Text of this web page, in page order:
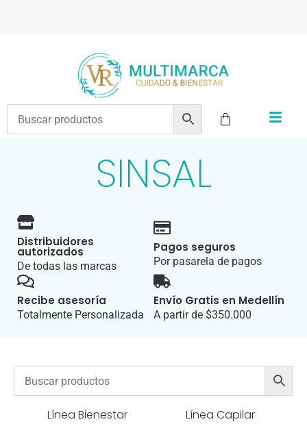
ENVÍOS A TODO EL PAÍS | RECIBIMOS TODOS LOS MEDIOS DE PAGO
SINSAL
Distribuidores
autorizados
De todas las marcas
Pagos seguros
Por pasarela de pagos
Recibe asesoría
Totalmente Personalizada
Envío Gratis en Medellín
A partir de $350.000
Línea Bienestar
Línea Capilar